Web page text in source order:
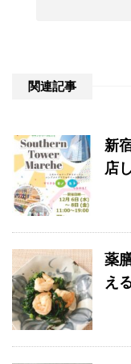
関連記事
新
店
薬
え